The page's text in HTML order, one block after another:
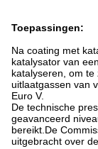
Toepassingen:
Na coating met
katalysator van
katalyseren, om
uitlaatgassen van
Euro V.
De technische
geavanceerd
bereikt. De
uitgebracht over